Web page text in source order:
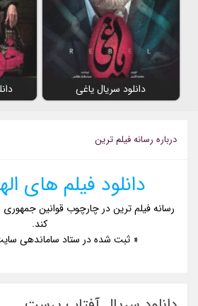
دانلود سریال یاغی
درباره رسانه فیلم ترین
دانلود فیلم های
رسانه فیلم ترین در چارچوب قوانین
کند.
« ثبت شده در ستاد ساماندهی